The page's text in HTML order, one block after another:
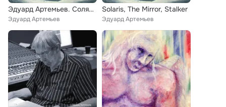
Эдуард Артемьев. Солярис, Зеркало, Сталкер
Эдуард Артемьев
Solaris, The Mirror, Stalker
Эдуард Артемьев